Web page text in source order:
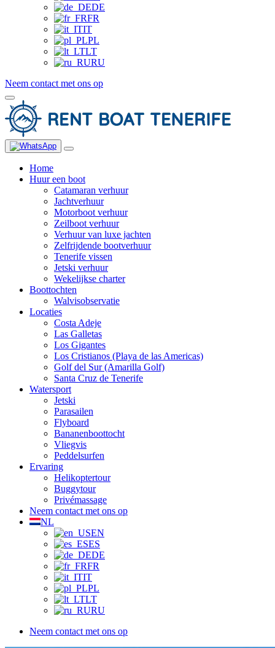
DE
FR
IT
PL
LT
RU
Neem contact met ons op
Home
Huur een boot
Catamaran verhuur
Jachtverhuur
Motorboot verhuur
Zeilboot verhuur
Verhuur van luxe jachten
Zelfrijdende bootverhuur
Tenerife vissen
Jetski verhuur
Wekelijkse charter
Boottochten
Walvisobservatie
Locaties
Costa Adeje
Las Galletas
Los Gigantes
Los Cristianos (Playa de las Americas)
Golf del Sur (Amarilla Golf)
Santa Cruz de Tenerife
Watersport
Jetski
Parasailen
Flyboard
Bananenboottocht
Vliegvis
Peddelsurfen
Ervaring
Helikoptertour
Buggytour
Privémassage
Neem contact met ons op
NL
EN
ES
DE
FR
IT
PL
LT
RU
Neem contact met ons op